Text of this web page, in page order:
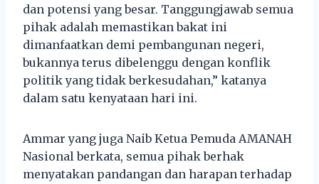
dan potensi yang besar. Tanggungjawab semua
pihak adalah memastikan bakat ini
dimanfaatkan demi pembangunan negeri,
bukannya terus dibelenggu dengan konflik
politik yang tidak berkesudahan,” katanya
dalam satu kenyataan hari ini.
Ammar yang juga Naib Ketua Pemuda AMANAH
Nasional berkata, semua pihak berhak
menyatakan pandangan dan harapan terhadap